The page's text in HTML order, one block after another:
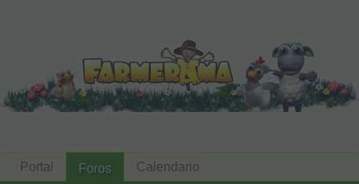
Portal Foros Calendario